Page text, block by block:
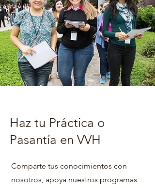
Haz tu Práctica o
Pasantía en VVH
Comparte tus conocimientos con
nosotros, apoya nuestros programas